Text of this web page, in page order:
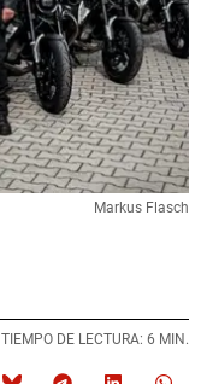
Markus Flasch
| TIEMPO DE LECTURA: 6 MIN.